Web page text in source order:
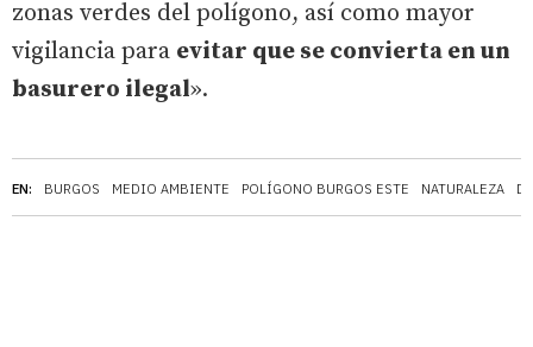
EN: BURGOS MEDIO AMBIENTE POLÍGONO BURGOS ESTE NATURALEZA
zonas verdes del polígono, así como mayor
vigilancia para evitar que se convierta en un
basurero ilegal».